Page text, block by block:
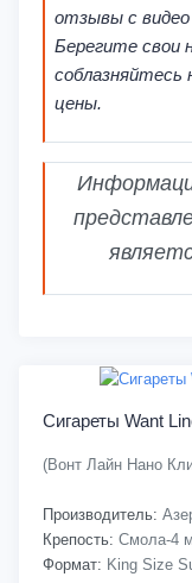
отзывы с видео
Берегите свои
соблазняйтесь
цены.
Сигареты Want
(Вонт Лайн Нано
Производитель:
Крепость: Смола-4
Формат: King Size